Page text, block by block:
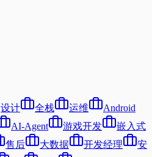
设计 全栈 运维
Android
AI-Agent 游戏开发
嵌入式
售后 大数据 开发经理
安